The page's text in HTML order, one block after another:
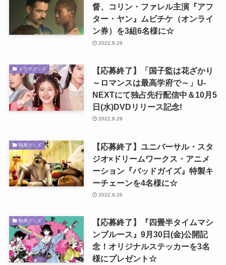
督、コリン・ファレル主演『アフ
ター・ヤン』ムビチケ（オンライ
ン券）を3組6名様に☆
2022.9.29
ドラマグッズ
【応募終了】「国子監は花ざかり
～ロマンスは最高学府で～」U-
NEXTにて独占先行配信中＆10月5
日(水)DVDリリース記念!
2022.9.29
映画グッズ
【応募終了】ユニバーサル・スタ
ジオ×ドリームワークス・アニメ
ーション『バッドガイズ』特製キ
ーチェーンを4名様に☆
2022.9.26
映画グッズ
【応募終了】『四畳半タイムマシ
ンブルース』9月30日(金)公開記
念！オリジナルステッカーを3名
様にプレゼント☆